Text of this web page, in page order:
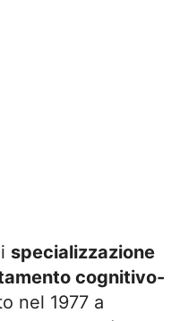
specializzazione
cognitivo-
nel 1977 a